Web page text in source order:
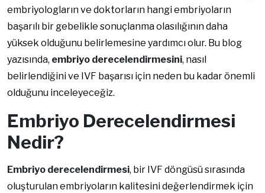
embriyologların ve doktorların hangi embriyoların
başarılı bir gebelikle sonuçlanma olasılığının daha
yüksek olduğunu belirlemesine yardımcı olur. Bu blog
yazısında, embriyo derecelendirmesini, nasıl
belirlendiğini ve IVF başarısı için neden bu kadar önemli
olduğunu inceleyeceğiz.
Embriyo Derecelendirmesi
Nedir?
Embriyo derecelendirmesi, bir IVF döngüsü sırasında
oluşturulan embriyoların kalitesini değerlendirmek için